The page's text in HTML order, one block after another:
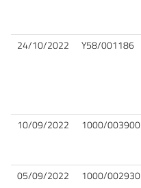
24/10/2022 Y58/001186
10/09/2022 1000/003900
05/09/2022 1000/002930